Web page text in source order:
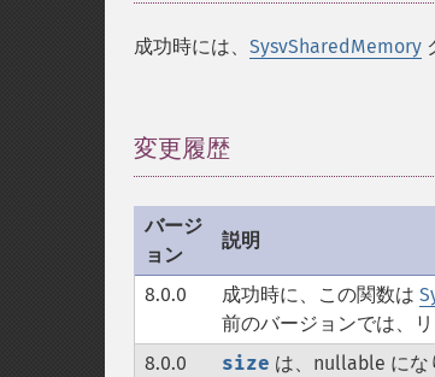
成功時には、 SysvSharedMemory
変更履歴
バージ
ョン
説明
8.0.0 成功時に、この関数は
前のバージョンでは、
8.0.0
size は、nullable にな